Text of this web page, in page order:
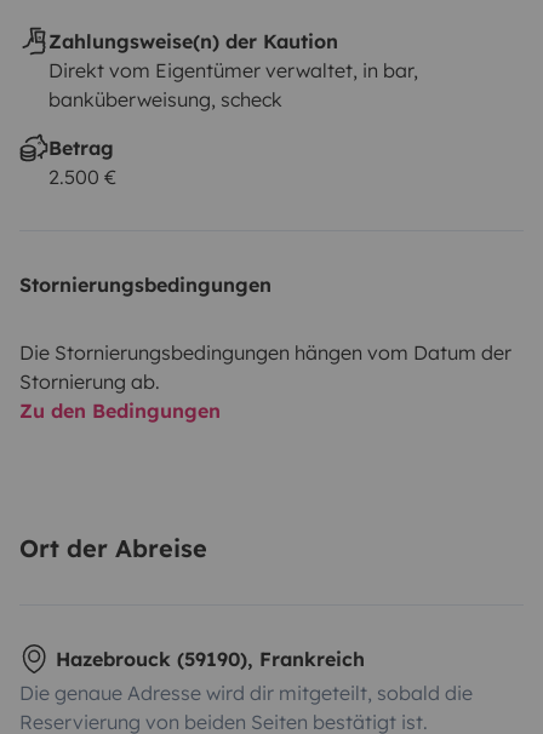
Zahlungsweise(n) der Kaution
Direkt vom Eigentümer verwaltet, in bar,
banküberweisung, scheck
Betrag
2.500 €
Stornierungsbedingungen
Die Stornierungsbedingungen hängen vom Datum der
Stornierung ab.
Zu den Bedingungen
Ort der Abreise
Hazebrouck (59190), Frankreich
Die genaue Adresse wird dir mitgeteilt, sobald die
Reservierung von beiden Seiten bestätigt ist.